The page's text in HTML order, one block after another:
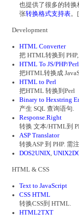
也提供了很多的转
张转换格式支持表。[
Development
HTML Converter
把 HTML转换到
HTML To JS/PHP/Perl
把HTML转换成
HTML to Perl
把HTML 转换到Perl
Binary to Hexstring
产生 SQL 查询语句.
Response.Right
转换 文本/HTML到
ASP Translator
转换ASP 到 PHP. 需
DOS2UNIX,
HTML & CSS
Text to JavaScript
CSS HTML
转换CSS到 HTML.
HTML2TXT